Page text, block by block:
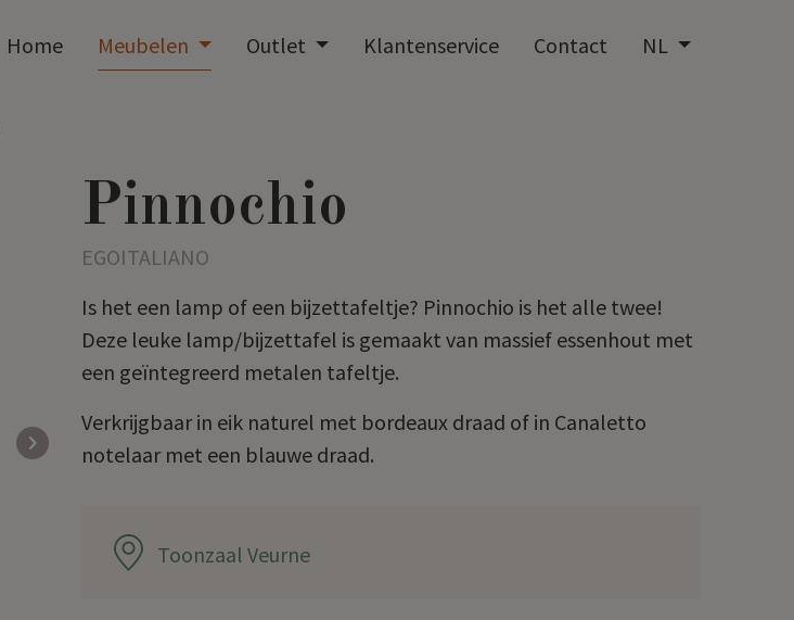
Home Meubelen Outlet Klantenservice Contact NL
Pinnochio
EGOITALIANO
Is het een lamp of een bijzettafeltje? Pinnochio is het alle twee!
Deze leuke lamp/bijzettafel is gemaakt van massief essenhout met
een geïntegreerd metalen tafeltje.
Verkrijgbaar in eik naturel met bordeaux draad of in Canaletto
notelaar met een blauwe draad.
Toonzaal Veurne